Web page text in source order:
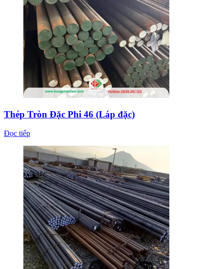
Thép Tròn Đặc Phi 46 (Láp đặc)
Đọc tiếp